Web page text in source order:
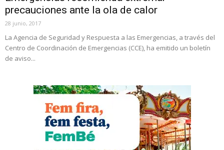
precauciones ante la ola de calor
28 junio, 2017
La Agencia de Seguridad y Respuesta a las Emergencias, a través del
Centro de Coordinación de Emergencias (CCE), ha emitido un boletín
de aviso...